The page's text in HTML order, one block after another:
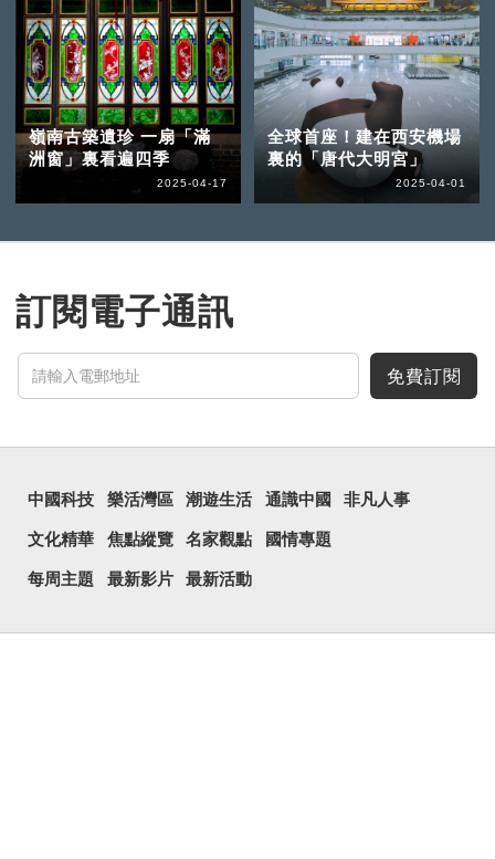
嶺南古築遺珍 一扇「滿
洲窗」裏看遍四季
2025-04-17
全球首座！建在西安機場
裏的「唐代大明宮」
2025-04-01
訂閱電子通訊
免費訂閱
中國科技 樂活灣區 潮遊生活 通識中國 非凡人事
文化精華 焦點縱覽 名家觀點 國情專題
每周主題 最新影片 最新活動